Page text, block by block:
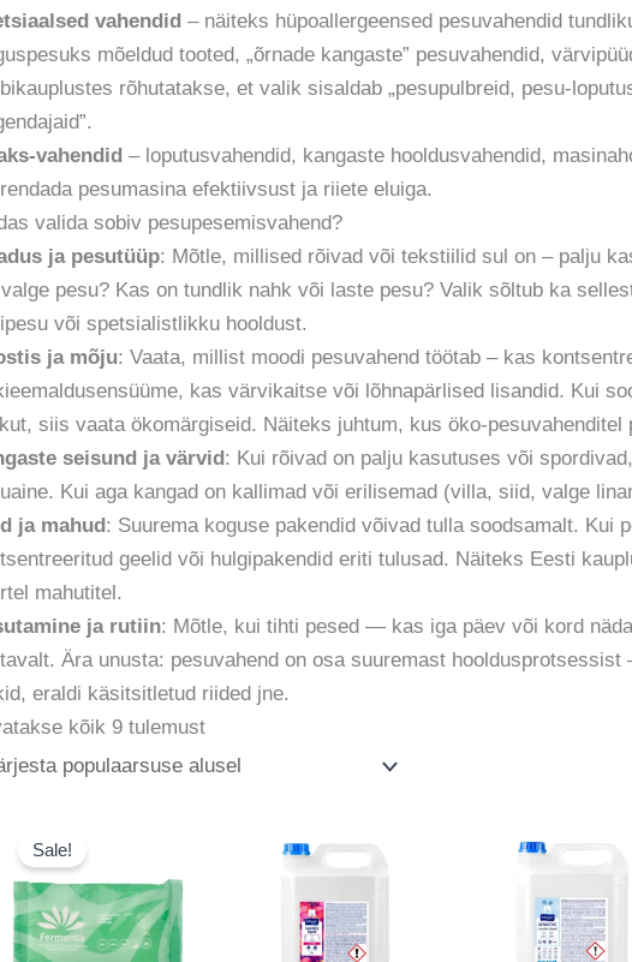
vahendid – näiteks hüpoallergeensed pesuvahendid
mõeldud tooted, „õrnade kangaste” pesuvahendid,
rõhutatakse, et valik sisaldab „pesupulbreid, pesu-
vahendid – loputusvahendid, kangaste hooldusvahendid,
pesumasina efektiivsust ja riiete eluiga.
valida sobiv pesupesemisvahend?
ja pesutüüp: Mõtle, millised rõivad või tekstiilid sul on – palju
pesu? Kas on tundlik nahk või laste pesu? Valik sõltub ka
või spetsialistlikku hooldust.
ja mõju: Vaata, millist moodi pesuvahend töötab – kas
kas värvikaitse või lõhnapärlised lisandid. Kui
siis vaata ökomärgiseid. Näiteks juhtum, kus öko-pesuvahenditel
seisund ja värvid: Kui rõivad on palju kasutuses või
Kui aga kangad on kallimad või erilisemad (villa, siid, valge
ja mahud: Suurema koguse pakendid võivad tulla soodsamalt. Kui
geelid või hulgipakendid eriti tulusad. Näiteks Eesti
mahutitel.
ja rutiin: Mõtle, kui tihti pesed — kas iga päev või kord
Ära unusta: pesuvahend on osa suuremast
eraldi käsitsitletud riided jne.
kõik 9 tulemust
Sale!